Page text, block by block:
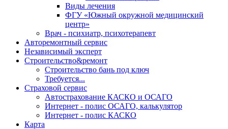
Виды лечения
ФГУ «Южный окружной медицинский
центр»
Врач - психиатр, психотерапевт
Авторемонтный сервис
Независимый эксперт
Строительство&ремонт
Строительство бань под ключ
Требуется...
Страховой сервис
Автострахование КАСКО и ОСАГО
Интернет - полис ОСАГО, калькулятор
Интернет - полис КАСКО
Карта